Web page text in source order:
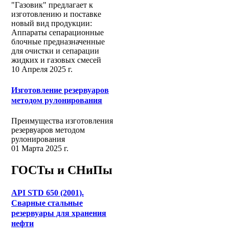
"Газовик" предлагает к
изготовлению и поставке
новый вид продукции:
Аппараты сепарационные
блочные предназначенные
для очистки и сепарации
жидких и газовых смесей
10 Апреля 2025 г.
Изготовление резервуаров
методом рулонирования
Преимущества изготовления
резервуаров методом
рулонирования
01 Марта 2025 г.
ГОСТы и СНиПы
API STD 650 (2001).
Сварные стальные
резервуары для хранения
нефти